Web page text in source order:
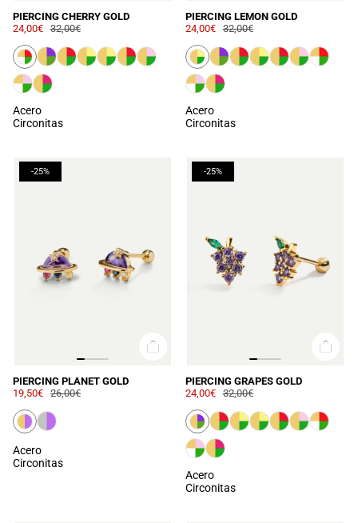
PIERCING CHERRY GOLD
24,00€ 32,00€
Acero
Circonitas
PIERCING LEMON GOLD
24,00€ 32,00€
Acero
Circonitas
-25%
PIERCING PLANET GOLD
19,50€ 26,00€
Acero
Circonitas
-25%
PIERCING GRAPES GOLD
24,00€ 32,00€
Acero
Circonitas